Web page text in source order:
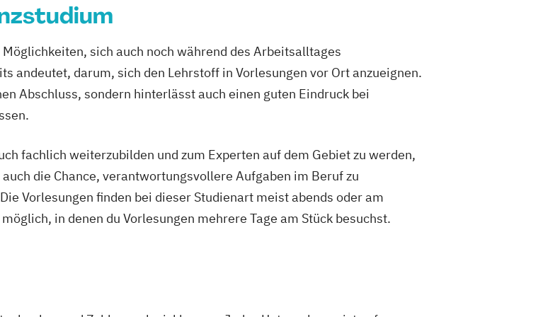
sich auch noch während des Arbeitsalltages
andeutet, darum, sich den Lehrstoff in Vorlesungen vor Ort anzueignen.
Abschluss, sondern hinterlässt auch einen guten Eindruck bei
fachlich weiterzubilden und zum Experten auf dem Gebiet zu werden,
die Chance, verantwortungsvollere Aufgaben im Beruf zu
Vorlesungen finden bei dieser Studienart meist abends oder am
in denen du Vorlesungen mehrere Tage am Stück besuchst.